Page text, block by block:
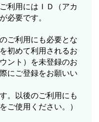
利用にはＩＤ（アカ
必要です。
ご利用にも必要とな
初めて利用されるお
ント）を未登録のお
にご登録をお願いい
。以後のご利用にも
ご使用ください。）